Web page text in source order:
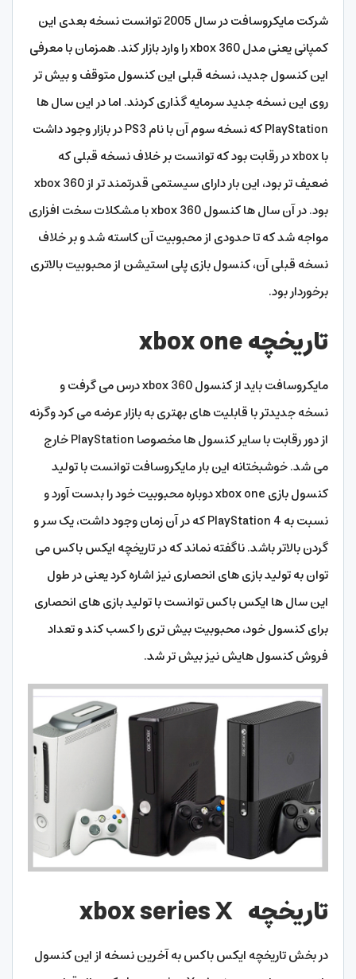
شرکت مایکروسافت در سال 2005 توانست نسخه بعدی این
کمپانی یعنی مدل xbox 360 را وارد بازار کند. همزمان با معرفی
این کنسول جدید، نسخه قبلی این کنسول متوقف و بیش تر
روی این نسخه جدید سرمایه گذاری کردند. اما در این سال ها
PlayStation که نسخه سوم آن با نام PS3 در بازار وجود داشت
با xbox در رقابت بود که توانست بر خلاف نسخه قبلی که
ضعیف تر بود، این بار دارای سیستمی قدرتمند تر از xbox 360
بود. در آن سال ها کنسول xbox 360 با مشکلات سخت افزاری
مواجه شد که تا حدودی از محبوبیت آن کاسته شد و بر خلاف
نسخه قبلی آن، کنسول بازی پلی استیشن از محبوبیت بالاتری
برخوردار بود.
تاریخچه xbox one
مایکروسافت باید از کنسول xbox 360 درس می گرفت و
نسخه جدیدتر با قابلیت های بهتری به بازار عرضه می کرد وگرنه
از دور رقابت با سایر کنسول ها مخصوصا PlayStation خارج
می شد. خوشبختانه این بار مایکروسافت توانست با تولید
کنسول بازی xbox one دوباره محبوبیت خود را بدست آورد و
نسبت به PlayStation 4 که در آن زمان وجود داشت، یک سر و
گردن بالاتر باشد. ناگفته نماند که در تاریخچه ایکس باکس می
توان به تولید بازی های انحصاری نیز اشاره کرد یعنی در طول
این سال ها ایکس باکس توانست با تولید بازی های انحصاری
برای کنسول خود، محبوبیت بیش تری را کسب کند و تعداد
فروش کنسول هایش نیز بیش تر شد.
تاریخچه xbox series X
در بخش تاریخچه ایکس باکس به آخرین نسخه از این کنسول